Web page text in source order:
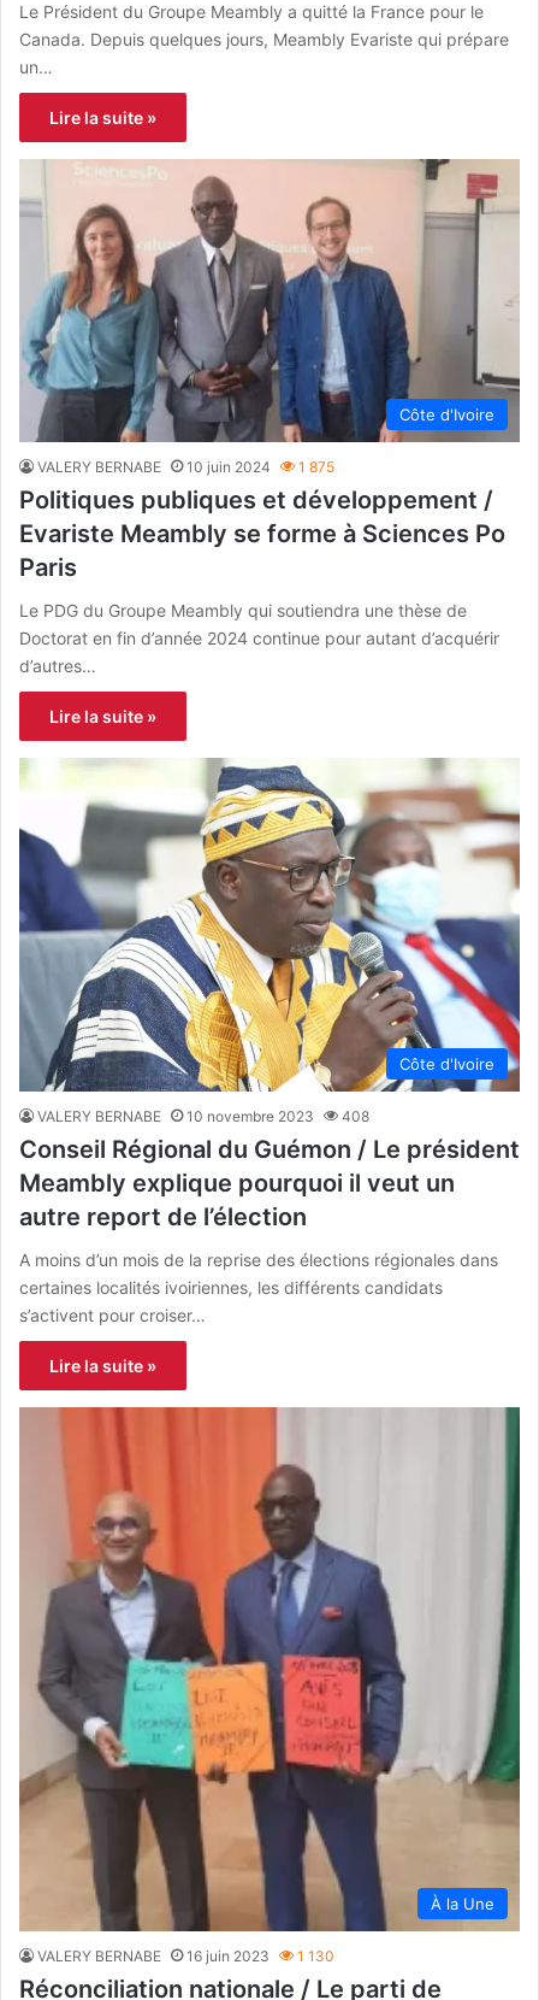
Le Président du Groupe Meambly a quitté la France pour le
Canada. Depuis quelques jours, Meambly Evariste qui prépare
un…
Lire la suite »
Côte d'Ivoire
VALERY BERNABE 10 juin 2024 1 875
Politiques publiques et développement /
Evariste Meambly se forme à Sciences Po
Paris
Le PDG du Groupe Meambly qui soutiendra une thèse de
Doctorat en fin d’année 2024 continue pour autant d’acquérir
d’autres…
Lire la suite »
Côte d'Ivoire
VALERY BERNABE 10 novembre 2023 408
Conseil Régional du Guémon / Le président
Meambly explique pourquoi il veut un
autre report de l’élection
A moins d’un mois de la reprise des élections régionales dans
certaines localités ivoiriennes, les différents candidats
s’activent pour croiser…
Lire la suite »
À la Une
VALERY BERNABE 16 juin 2023 1 130
Réconciliation nationale / Le parti de